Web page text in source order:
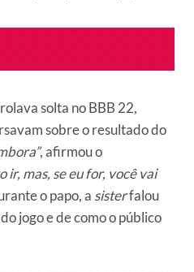
solta no BBB 22,
sobre o resultado do
, afirmou o
ir, mas, se eu for, você vai
o papo, a sisterfalou
jogo e de como o público